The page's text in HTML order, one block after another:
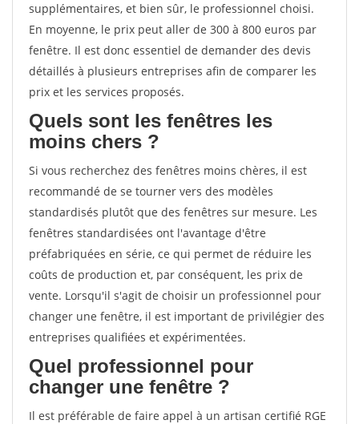
supplémentaires, et bien sûr, le professionnel choisi.
En moyenne, le prix peut aller de 300 à 800 euros par
fenêtre. Il est donc essentiel de demander des devis
détaillés à plusieurs entreprises afin de comparer les
prix et les services proposés.
Quels sont les fenêtres les
moins chers ?
Si vous recherchez des fenêtres moins chères, il est
recommandé de se tourner vers des modèles
standardisés plutôt que des fenêtres sur mesure. Les
fenêtres standardisées ont l'avantage d'être
préfabriquées en série, ce qui permet de réduire les
coûts de production et, par conséquent, les prix de
vente. Lorsqu'il s'agit de choisir un professionnel pour
changer une fenêtre, il est important de privilégier des
entreprises qualifiées et expérimentées.
Quel professionnel pour
changer une fenêtre ?
Il est préférable de faire appel à un artisan certifié RGE